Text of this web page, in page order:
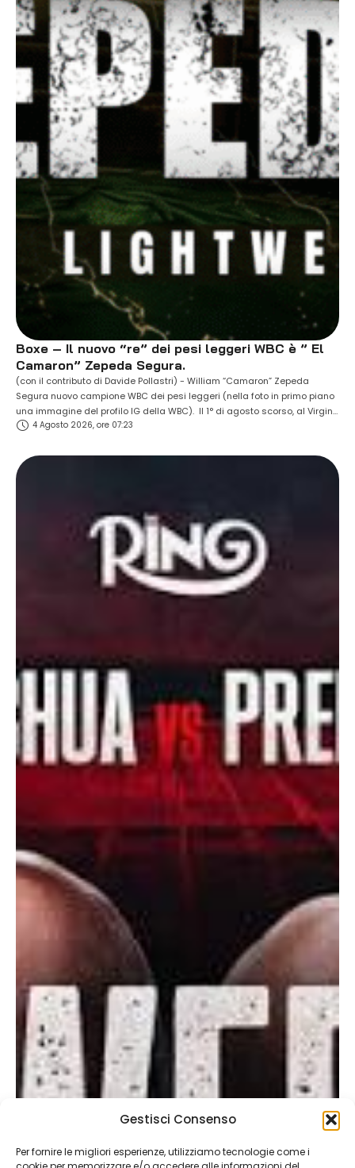
Gestisci Consenso
Per fornire le migliori esperienze, utilizziamo tecnologie come i
Boxe – Il nuovo “re” dei pesi leggeri WBC è ” El
Camaron” Zepeda Segura.
(con il contributo di Davide Pollastri) - William “Camaron” Zepeda
Segura nuovo campione WBC dei pesi leggeri (nella foto in primo piano
una immagine del profilo IG della WBC). Il 1° di agosto scorso, al Virgin
Hotels di Las Vegas, il trentenne messicano di San Mateo Atenco,
4 Agosto 2026, ore 07:23